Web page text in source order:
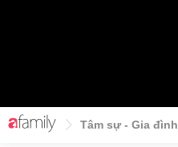
Tâm sự - Gia đình